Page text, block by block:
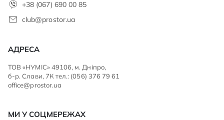
+38 (067) 690 00 85
club@prostor.ua
АДРЕСА
ТОВ «НУМІС» 49106, м. Дніпро,
б-р. Слави, 7К тел.: (056) 376 79 61
office@prostor.ua
МИ У СОЦМЕРЕЖАХ